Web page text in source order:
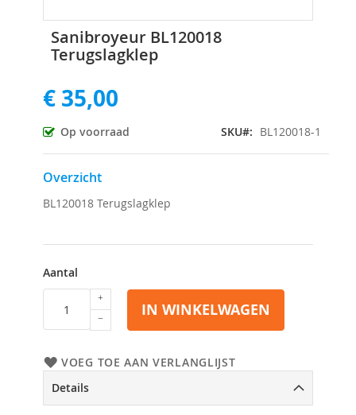
Sanibroyeur BL120018
Terugslagklep
€ 35,00
Op voorraad SKU BL120018-1
Overzicht
BL120018 Terugslagklep
Aantal
IN WINKELWAGEN
VOEG TOE AAN VERLANGLIJST
naar
het
van
de
afbeeldingen-
gallerij
Details